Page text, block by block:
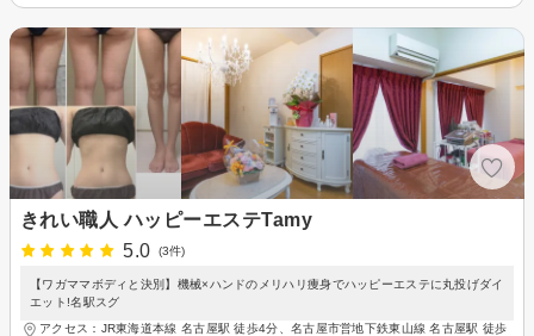
きれい職人 ハッピーエステTamy
5.0
(3件)
【ワガママボディと決別】機械×ハンドのメリハリ痩身でハッピーエステに丸投げダイ
エット!名駅スグ
アクセス：JR東海道本線 名古屋駅 徒歩4分、名古屋市営地下鉄東山線 名古屋駅 徒歩